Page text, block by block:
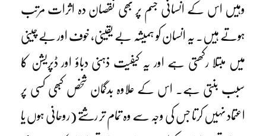
وہیں اس کے انسانی جسم پر بھی نقصان دہ اثرات مرتب
ہوتے ہیں۔ یہ انسان کو ہمیشہ بے یقینی، خوف اور بے چینی
میں مبتلا رکھتی ہے اور یہ کیفیت ذہنی دباؤ اور ڈپریشن کا
سبب بنتی ہے۔ اس کے علاوہ بدگمان شخص کبھی کسی پر
اعتماد نہیں کرتا جس کی وجہ سے وہ تمام تر رشتے (روحانی ہوں یا